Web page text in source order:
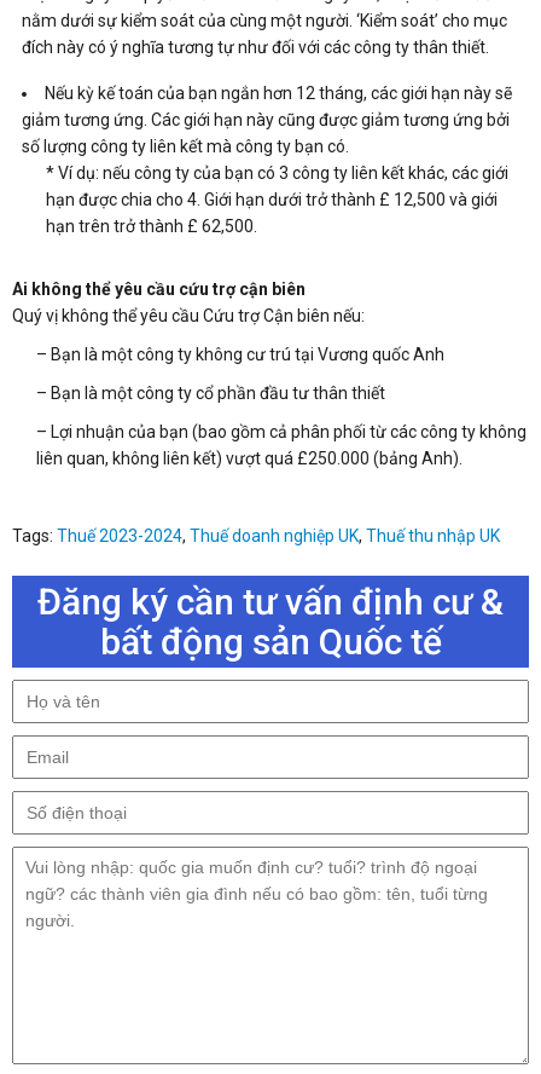
nằm dưới sự kiểm soát của cùng một người. ‘Kiểm soát’ cho mục
đích này có ý nghĩa tương tự như đối với các công ty thân thiết.
Nếu kỳ kế toán của bạn ngắn hơn 12 tháng, các giới hạn này sẽ
giảm tương ứng. Các giới hạn này cũng được giảm tương ứng bởi
số lượng công ty liên kết mà công ty bạn có.
* Ví dụ: nếu công ty của bạn có 3 công ty liên kết khác, các giới
hạn được chia cho 4. Giới hạn dưới trở thành £ 12,500 và giới
hạn trên trở thành £ 62,500.
Ai không thể yêu cầu cứu trợ cận biên
Quý vị không thể yêu cầu Cứu trợ Cận biên nếu:
– Bạn là một công ty không cư trú tại Vương quốc Anh
– Bạn là một công ty cổ phần đầu tư thân thiết
– Lợi nhuận của bạn (bao gồm cả phân phối từ các công ty không
liên quan, không liên kết) vượt quá £250.000 (bảng Anh).
Tags: Thuế 2023-2024, Thuế doanh nghiệp UK, Thuế thu nhập UK
Đăng ký cần tư vấn định cư &
bất động sản Quốc tế